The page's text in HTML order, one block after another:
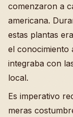
comenzaron a
americana.
estas plantas
el conocimiento
integraba con
local.
Es imperativo
meras